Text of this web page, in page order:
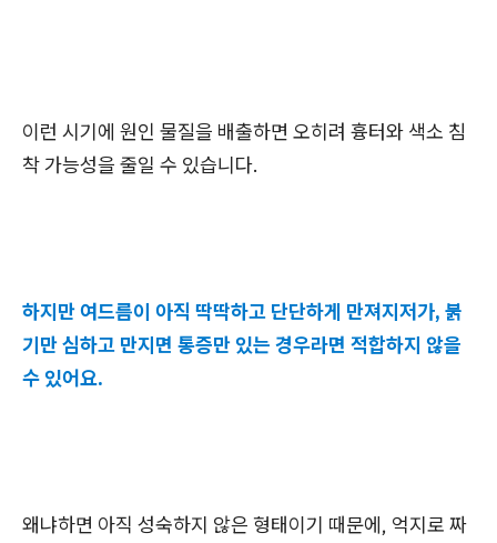
이런 시기에 원인 물질을 배출하면 오히려 흉터와 색소 침
착 가능성을 줄일 수 있습니다.
하지만 여드름이 아직 딱딱하고 단단하게 만져지저가, 붉
기만 심하고 만지면 통증만 있는 경우라면 적합하지 않을
수 있어요.
왜냐하면 아직 성숙하지 않은 형태이기 때문에, 억지로 짜